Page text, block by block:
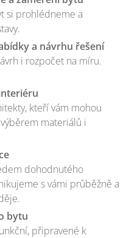
si prohlédneme a
a návrhu řešení
i rozpočet na míru.
kteří vám mohou
materiálů i
dohodnutého
s vámi průběžně a
bytu
připravené k